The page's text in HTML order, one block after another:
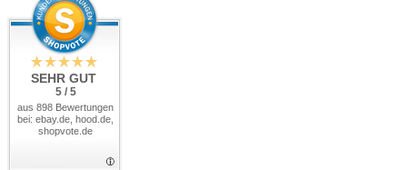
SEHR GUT
5 / 5
aus 898 Bewertungen
bei: ebay.de, hood.de,
shopvote.de